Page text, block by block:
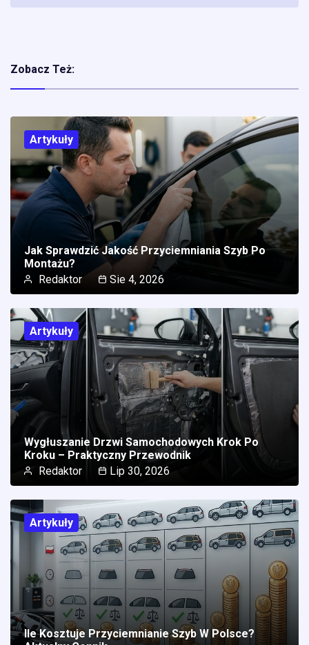
Zobacz Też:
Artykuły
Jak Sprawdzić Jakość Przyciemniania Szyb Po
Montażu?
Redaktor
Sie 4, 2026
Artykuły
Wygłuszanie Drzwi Samochodowych Krok Po
Kroku – Praktyczny Przewodnik
Redaktor
Lip 30, 2026
Artykuły
Ile Kosztuje Przyciemnianie Szyb W Polsce?